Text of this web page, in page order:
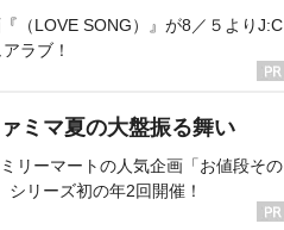
（LOVE SONG）』が8／５よりJ:C
ラブ！
ミマ夏の大盤振る舞い
リーマートの人気企画「お値段その
リーズ初の年2回開催！